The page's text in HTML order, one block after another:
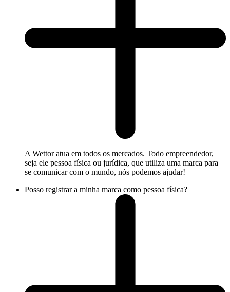
A Wettor atua em todos os mercados. Todo empreendedor,
seja ele pessoa física ou jurídica, que utiliza uma marca para
se comunicar com o mundo, nós podemos ajudar!
Posso registrar a minha marca como pessoa física?